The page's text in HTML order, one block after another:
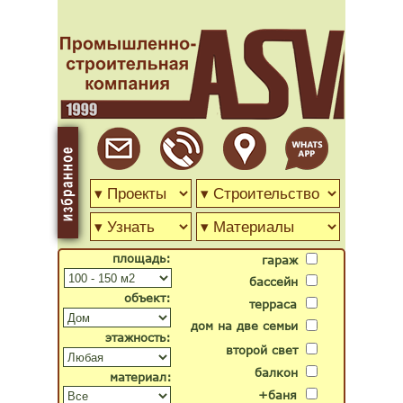
гараж
бассейн
второй свет
дом на две семьи
терраса
балкон
+баня
объект:
материал:
площадь:
этажность: